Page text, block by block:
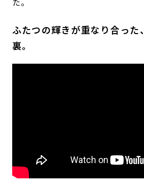
ふたつの輝きが重なり合った
裏。